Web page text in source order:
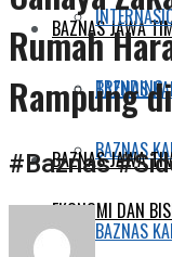
BAZNAS JAWA
BAZNAS
BAZNAS
EKONOMI DAN
TRENDING
BAZNAS JAWA
BAZNAS
Rumah
Rampung
#Baznas